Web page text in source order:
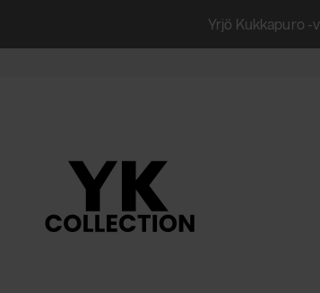
sisältöön
Yrjö Kukkapuro